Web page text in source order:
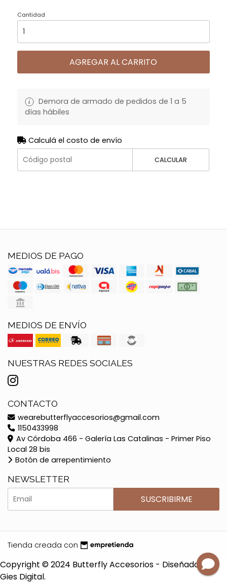
Cantidad
AGREGAR AL CARRITO
Demora de armado de pedidos de 1 a 5
días hábiles
Calculá el costo de envío
CALCULAR
MEDIOS DE PAGO
MEDIOS DE ENVÍO
NUESTRAS REDES SOCIALES
CONTACTO
wearebutterflyaccesorios@gmail.com
1150433998
Av Córdoba 466 - Galería Las Catalinas - Primer Piso
Local 28 bis
Botón de arrepentimiento
NEWSLETTER
SUSCRIBIRME
Tienda creada con
Copyright © 2024 Butterfly Accesorios - Diseñado por
Gies Digital.